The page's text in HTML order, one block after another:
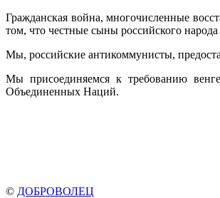
Гражданская война, многочисленные
том, что честные сыны российского
Мы, российские антикоммунисты,
Мы присоединяемся к требованию
Объединенных Наций.
© ДОБРОВОЛЕЦ